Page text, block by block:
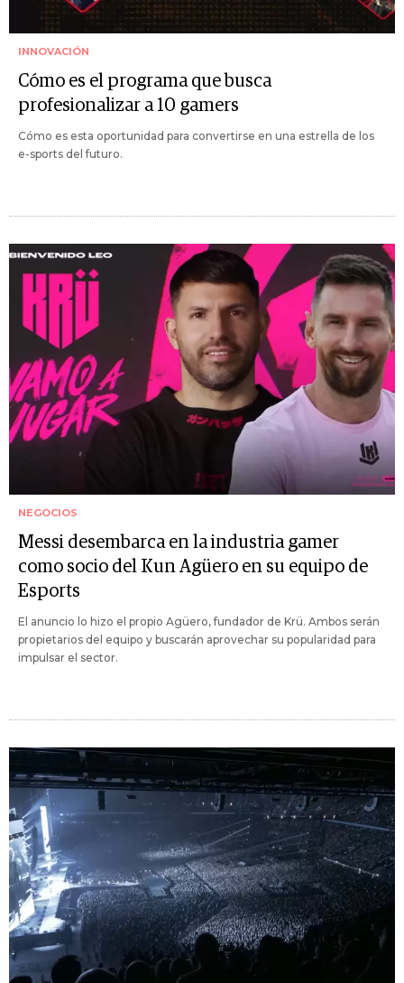
INNOVACIÓN
Cómo es el programa que busca
profesionalizar a 10 gamers
Cómo es esta oportunidad para convertirse en una estrella de los
e-sports del futuro.
NEGOCIOS
Messi desembarca en la industria gamer
como socio del Kun Agüero en su equipo de
Esports
El anuncio lo hizo el propio Agüero, fundador de Krü. Ambos serán
propietarios del equipo y buscarán aprovechar su popularidad para
impulsar el sector.